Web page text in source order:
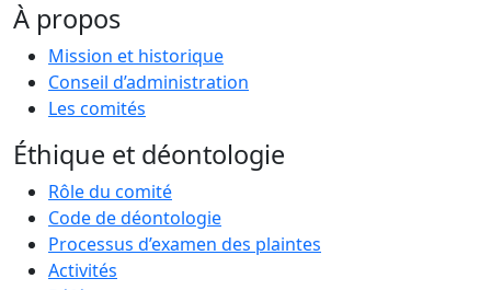
À propos
Mission et historique
Conseil d’administration
Les comités
Éthique et déontologie
Rôle du comité
Code de déontologie
Processus d’examen des plaintes
Activités